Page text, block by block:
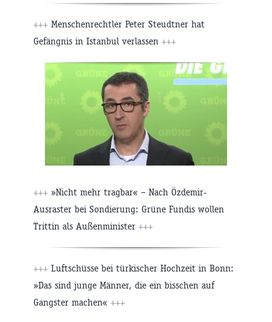
+++ Menschenrechtler Peter Steudtner hat
Gefängnis in Istanbul verlassen +++
+++ »Nicht mehr tragbar« – Nach Özdemir-
Ausraster bei Sondierung: Grüne Fundis wollen
Trittin als Außenminister +++
+++ Luftschüsse bei türkischer Hochzeit in Bonn:
»Das sind junge Männer, die ein bisschen auf
Gangster machen« +++